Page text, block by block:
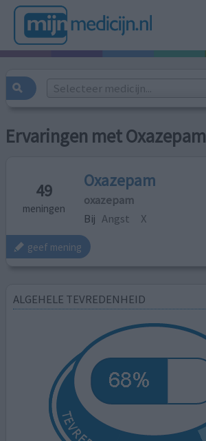
Selecteer medicijn...
Ervaringen met Oxazepam
49
meningen
Oxazepam
oxazepam
Bij Angst X
geef mening
ALGEHELE TEVREDENHEID